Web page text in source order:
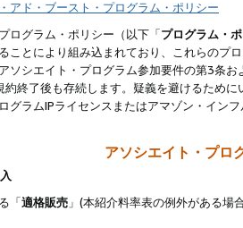
アド・ブースト・プログラム・ポリシー
ログラム・ポリシー（以下「プログラム・
ことにより組み込まれており、これらのプ
ソシエイト・プログラム参加要件の第3条
約終了後も存続します。疑義を避けるため
グラムIPライセンスまたはアマゾン・イン
アソシエイト・プロ
「適格販売 」(本紹介料率表の例外がある